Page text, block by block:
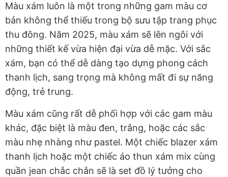
Màu xám luôn là một trong những gam màu cơ
bản không thể thiếu trong bộ sưu tập trang phục
thu đông. Năm 2025, màu xám sẽ lên ngôi với
những thiết kế vừa hiện đại vừa dễ mặc. Với sắc
xám, bạn có thể dễ dàng tạo dựng phong cách
thanh lịch, sang trọng mà không mất đi sự năng
động, trẻ trung.
Màu xám cũng rất dễ phối hợp với các gam màu
khác, đặc biệt là màu đen, trắng, hoặc các sắc
màu nhẹ nhàng như pastel. Một chiếc blazer xám
thanh lịch hoặc một chiếc áo thun xám mix cùng
quần jean chắc chắn sẽ là set đồ lý tưởng cho